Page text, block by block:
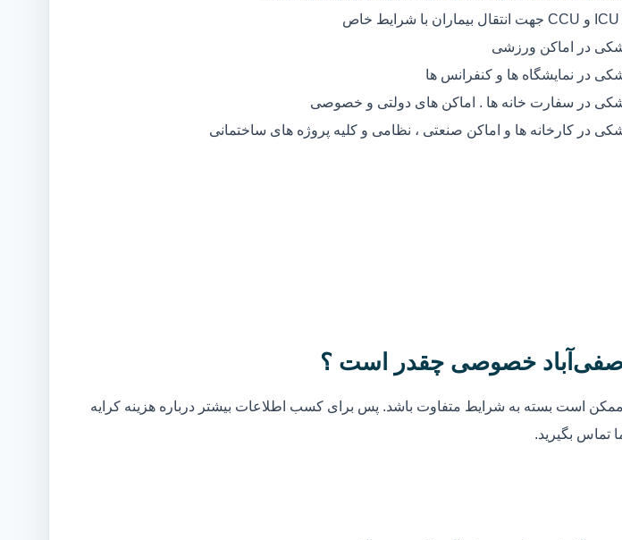
در اماکن ورزشی
در نمایشگاه ها و کنفرانس ها
در سفارت خانه ها . اماکن های دولتی و خصوصی
در کارخانه ها و اماکن صنعتی ، نظامی و کلیه پروژه های ساختمانی
صفی‌آباد خصوصی چقدر است ؟
است بسته به شرایط متفاوت باشد. پس برای کسب اطلاعات بیشتر درباره هزینه کرایه
تماس بگیرید.